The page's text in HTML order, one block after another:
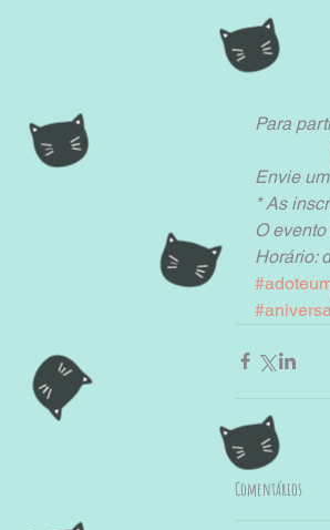
Para
Envie
* As
O
Horário:
Comentários